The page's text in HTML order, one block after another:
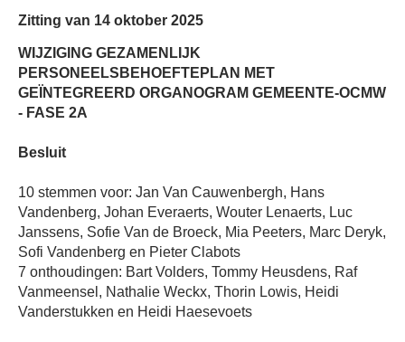
Zitting van 14 oktober 2025
WIJZIGING GEZAMENLIJK
PERSONEELSBEHOEFTEPLAN MET
GEÏNTEGREERD ORGANOGRAM GEMEENTE-OCMW
- FASE 2A
Besluit
10 stemmen voor: Jan Van Cauwenbergh, Hans
Vandenberg, Johan Everaerts, Wouter Lenaerts, Luc
Janssens, Sofie Van de Broeck, Mia Peeters, Marc Deryk,
Sofi Vandenberg en Pieter Clabots
7 onthoudingen: Bart Volders, Tommy Heusdens, Raf
Vanmeensel, Nathalie Weckx, Thorin Lowis, Heidi
Vanderstukken en Heidi Haesevoets